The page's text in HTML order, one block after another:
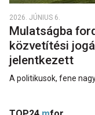
2026. JÚNIUS 6.
Mulatságba
közvetítési
jelentkezett
A politikusok, fene